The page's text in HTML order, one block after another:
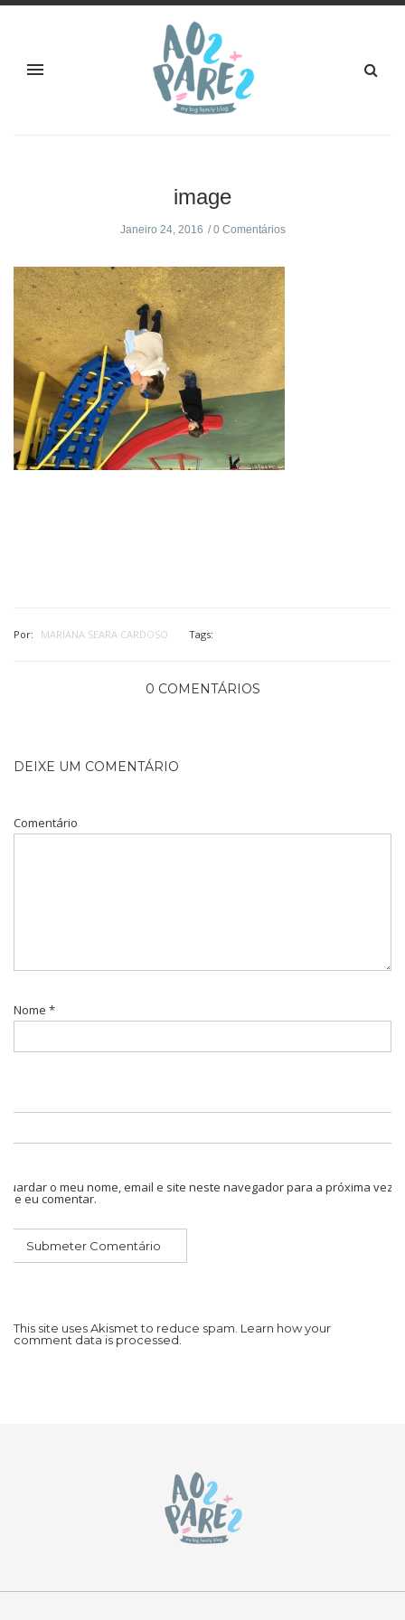
image
Janeiro 24, 2016 0 Comentários
Por: MARIANA SEARA CARDOSO Tags:
0 COMENTÁRIOS
DEIXE UM COMENTÁRIO
Comentário
Nome *
Guardar o meu nome, email e site neste navegador para a próxima vez
que eu comentar.
This site uses Akismet to reduce spam. Learn how your
comment data is processed.